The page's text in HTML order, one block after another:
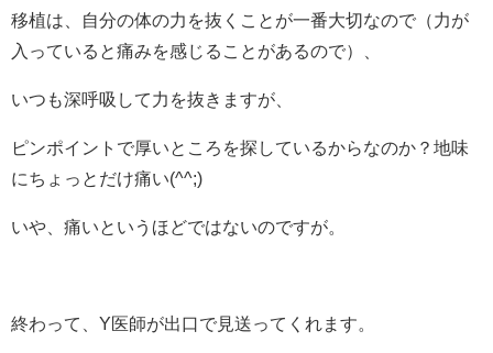
移植は、自分の体の力を抜くことが一番大切なので（力が
入っていると痛みを感じることがあるので）、
いつも深呼吸して力を抜きますが、
ピンポイントで厚いところを探しているからなのか？地味
にちょっとだけ痛い(^^;)
いや、痛いというほどではないのですが。
終わって、Y医師が出口で見送ってくれます。